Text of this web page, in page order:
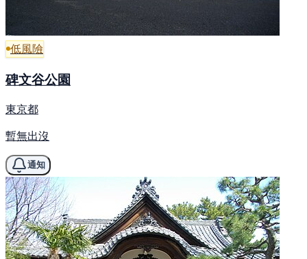
低風險
碑文谷公園
東京都
暫無出沒
通知